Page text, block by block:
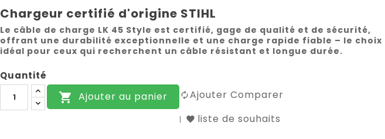
Chargeur certifié d'origine STIHL
Le câble de charge LK 45 Style est certifié, gage de qualité et de sécurité,
offrant une durabilité exceptionnelle et une charge rapide fiable – le choix
idéal pour ceux qui recherchent un câble résistant et longue durée.
Quantité
 Ajouter au panier
Ajouter Comparer
liste de souhaits